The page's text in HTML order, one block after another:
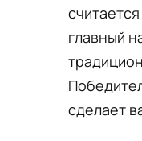
главный
сделает